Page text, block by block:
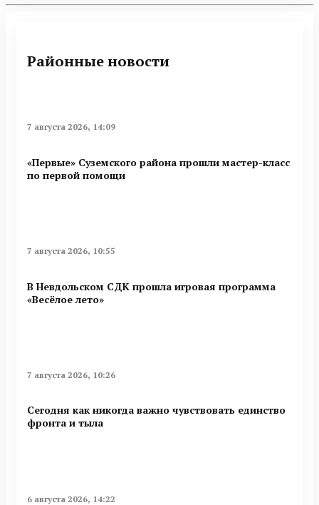
Районные новости
7 августа 2026, 14:09
«Первые» Суземского района прошли мастер-класс
по первой помощи
7 августа 2026, 10:55
В Невдольском СДК прошла игровая программа
«Весёлое лето»
7 августа 2026, 10:26
Сегодня как никогда важно чувствовать единство
фронта и тыла
6 августа 2026, 14:22